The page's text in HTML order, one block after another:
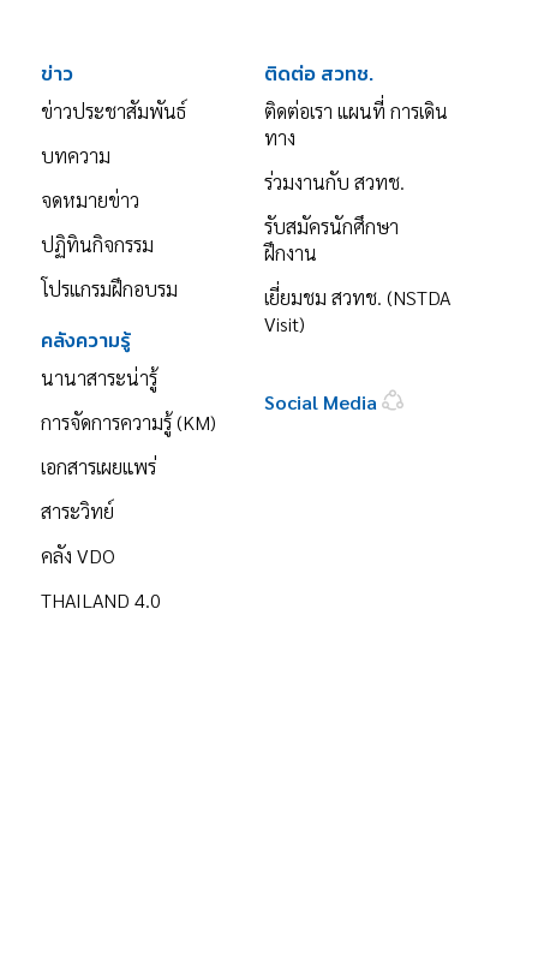
ข่าว
ข่าวประชาสัมพันธ์
บทความ
จดหมายข่าว
ปฏิทินกิจกรรม
โปรแกรมฝึกอบรม
คลังความรู้
นานาสาระน่ารู้
การจัดการความรู้ (KM)
เอกสารเผยแพร่
สาระวิทย์
คลัง VDO
THAILAND 4.0
ติดต่อ สวทช.
ติดต่อเรา แผนที่ การเดิน
ทาง
ร่วมงานกับ สวทช.
รับสมัครนักศึกษา
ฝึกงาน
เยี่ยมชม สวทช. (NSTDA
Visit)
Social Media